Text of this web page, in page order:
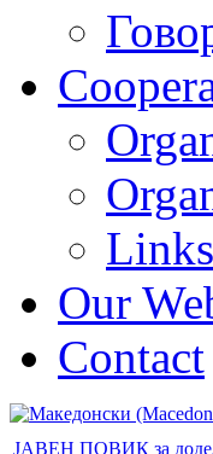
Links
Our
Contact
ЈАВЕН ПОВИК за